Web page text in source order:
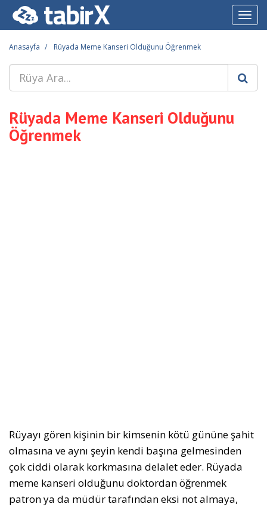
Anasayfa Rüyada Meme Kanseri Olduğunu Öğrenmek
Rüyada Meme Kanseri Olduğunu
Öğrenmek
Rüyayı gören kişinin bir kimsenin kötü gününe şahit
olmasına ve aynı şeyin kendi başına gelmesinden
çok ciddi olarak korkmasına delalet eder. Rüyada
meme kanseri olduğunu doktordan öğrenmek
patron ya da müdür tarafından eksi not almaya,